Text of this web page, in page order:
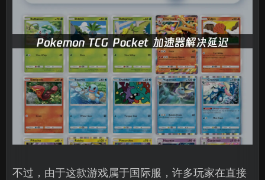
不过，由于这款游戏属于国际服，许多玩家在直接